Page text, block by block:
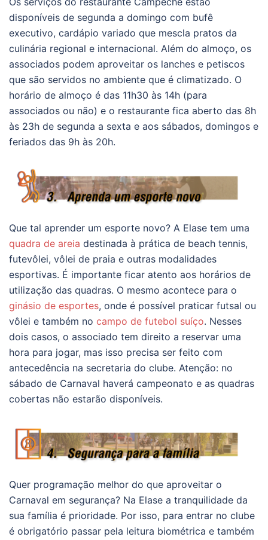
disponíveis de segunda a domingo com bufê
executivo, cardápio variado que mescla pratos da
culinária regional e internacional. Além do almoço, os
associados podem aproveitar os lanches e petiscos
que são servidos no ambiente que é climatizado. O
horário de almoço é das 11h30 às 14h (para
associados ou não) e o restaurante fica aberto das 8h
às 23h de segunda a sexta e aos sábados, domingos e
feriados das 9h às 20h.
Que tal aprender um esporte novo? A Elase tem uma
quadra de areia destinada à prática de beach tennis,
futevôlei, vôlei de praia e outras modalidades
esportivas. É importante ficar atento aos horários de
utilização das quadras. O mesmo acontece para o
ginásio de esportes, onde é possível praticar futsal ou
vôlei e também no campo de futebol suíço. Nesses
dois casos, o associado tem direito a reservar uma
hora para jogar, mas isso precisa ser feito com
antecedência na secretaria do clube. Atenção: no
sábado de Carnaval haverá campeonato e as quadras
cobertas não estarão disponíveis.
Quer programação melhor do que aproveitar o
Carnaval em segurança? Na Elase a tranquilidade da
sua família é prioridade. Por isso, para entrar no clube
é obrigatório passar pela leitura biométrica e também